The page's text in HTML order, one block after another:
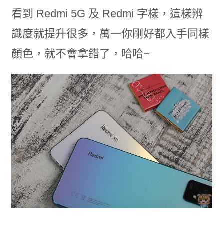
看到 Redmi 5G 及 Redmi 字樣，這樣辨
識度就提升很多，萬一你剛好都入手同樣
顏色，就不會拿錯了，哈哈~